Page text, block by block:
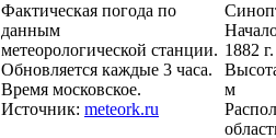
Фактическая погода по
данным
метеорологической станции.
Обновляется каждые 3 часа.
Время московское.
Источник: meteork.ru
1882 г.
м